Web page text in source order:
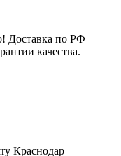
Доставка по РФ
качества.
Краснодар